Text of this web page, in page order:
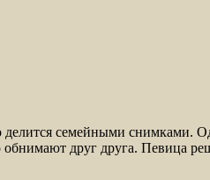
семейными снимками.
друг друга. Певица